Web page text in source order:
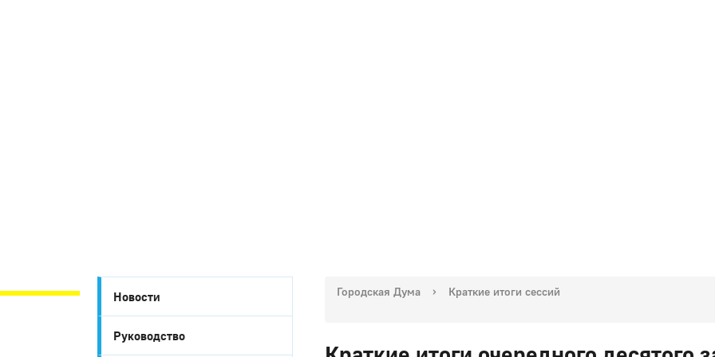
Новости
Руководство
Городская Дума › Краткие итоги сессий